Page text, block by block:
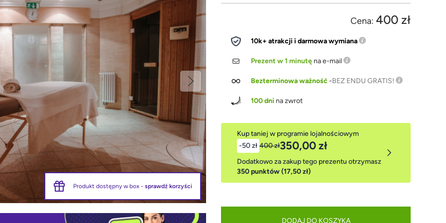
Produkt dostępny w box -sprawdź korzyści
Cena: 400 zł
10k+ atrakcji i darmowa wymiana
Prezent w 1 minutę na e-mail
Bezterminowa ważność-BEZ ENDU GRATIS!
100 dni na zwrot
Kup taniej w programie lojalnościowym
-50 zł 400 zł350,00 zł
Dodatkowo za zakup tego prezentu otrzymasz
350 punktów (17,50 zł)
DODAJ DO KOSZYKA